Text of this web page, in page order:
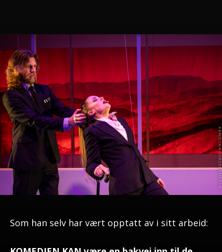
Som han selv har vært opptatt av i sitt arbeid: